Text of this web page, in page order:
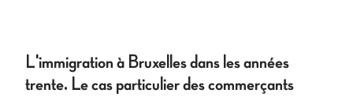
L'immigration à Bruxelles dans les années
trente. Le cas particulier des commerçants